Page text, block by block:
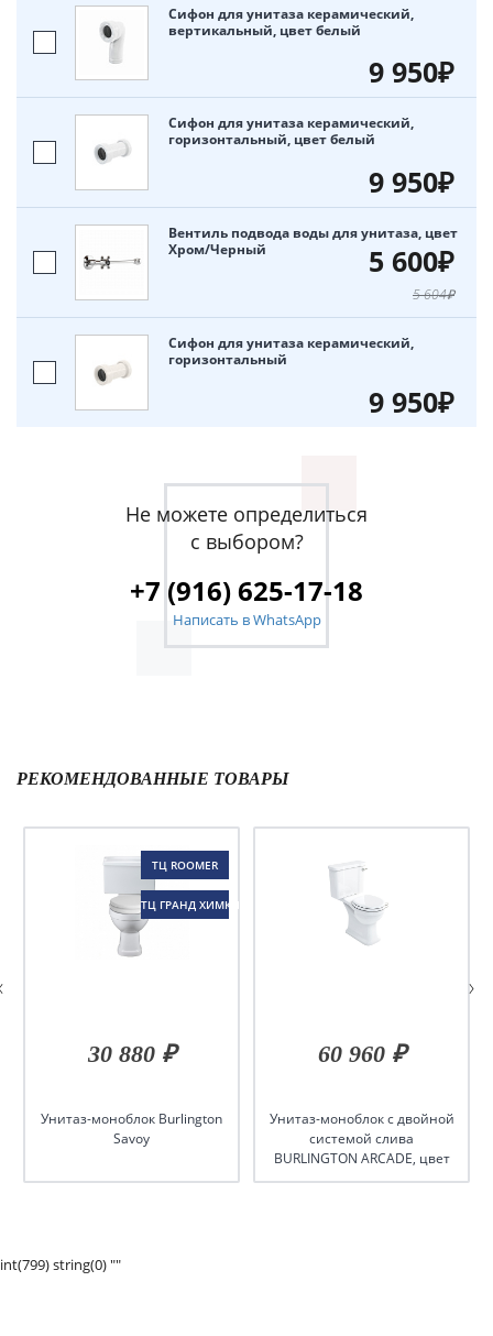
Сифон для унитаза керамический,
вертикальный, цвет белый
9 950₽
Сифон для унитаза керамический,
горизонтальный, цвет белый
9 950₽
Вентиль подвода воды для унитаза, цвет
Хром/Черный
5 600₽
5 604₽
Сифон для унитаза керамический,
горизонтальный
9 950₽
Не можете определиться
с выбором?
+7 (916) 625-17-18
Написать в WhatsApp
РЕКОМЕНДОВАННЫЕ ТОВАРЫ
ТЦ ROOMER
ТЦ ГРАНД ХИМКИ
30 880 ₽
Унитаз-моноблок Burlington
Savoy
60 960 ₽
Унитаз-моноблок с двойной
системой слива
BURLINGTON ARCADE, цвет
белый
int(799) string(0) ""